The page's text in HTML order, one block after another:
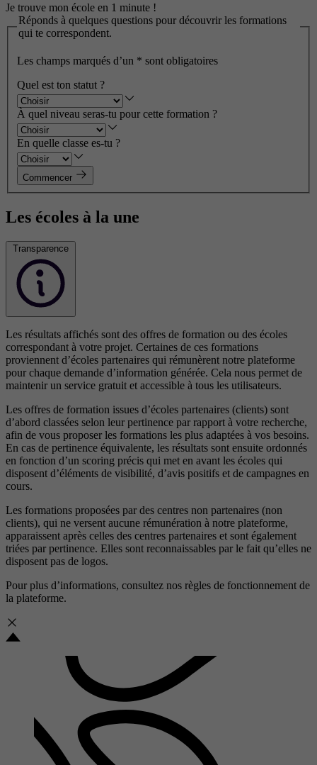
Je trouve mon école en 1 minute !
Réponds à quelques questions pour découvrir les formations
qui te correspondent.
Les champs marqués d’un * sont obligatoires
Quel est ton statut ?
À quel niveau seras-tu pour cette formation ?
En quelle classe es-tu ?
Commencer
Les écoles à la une
Transparence
Les résultats affichés sont des offres de formation ou des écoles
correspondant à votre projet. Certaines de ces formations
proviennent d’écoles partenaires qui rémunèrent notre plateforme
pour chaque demande d’information générée. Cela nous permet de
maintenir un service gratuit et accessible à tous les utilisateurs.
Les offres de formation issues d’écoles partenaires (clients) sont
d’abord classées selon leur pertinence par rapport à votre recherche,
afin de vous proposer les formations les plus adaptées à vos besoins.
En cas de pertinence équivalente, les résultats sont ensuite ordonnés
en fonction d’un scoring précis qui met en avant les écoles qui
disposent d’éléments de visibilité, d’avis positifs et de campagnes en
cours.
Les formations proposées par des centres non partenaires (non
clients), qui ne versent aucune rémunération à notre plateforme,
apparaissent après celles des centres partenaires et sont également
triées par pertinence. Elles sont reconnaissables par le fait qu’elles ne
disposent pas de logos.
Pour plus d’informations, consultez nos règles de fonctionnement de
la plateforme.